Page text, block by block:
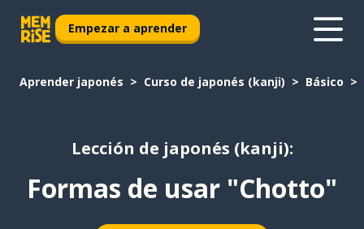
Empezar a aprender
Aprender japonés Curso de japonés (kanji) Básico
Lección de japonés (kanji):
Formas de usar "Chotto"